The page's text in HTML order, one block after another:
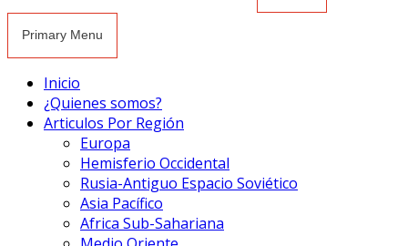
Primary Menu
Inicio
¿Quienes somos?
Articulos Por Región
Europa
Hemisferio Occidental
Rusia-Antiguo Espacio Soviético
Asia Pacífico
Africa Sub-Sahariana